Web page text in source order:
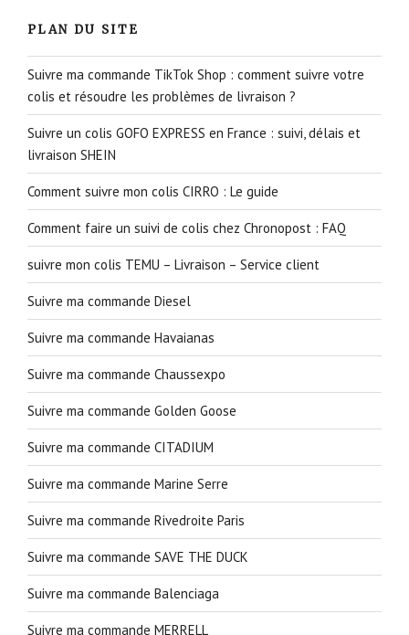
PLAN DU SITE
Suivre ma commande TikTok Shop : comment suivre votre
colis et résoudre les problèmes de livraison ?
Suivre un colis GOFO EXPRESS en France : suivi, délais et
livraison SHEIN
Comment suivre mon colis CIRRO : Le guide
Comment faire un suivi de colis chez Chronopost : FAQ
suivre mon colis TEMU – Livraison – Service client
Suivre ma commande Diesel
Suivre ma commande Havaianas
Suivre ma commande Chaussexpo
Suivre ma commande Golden Goose
Suivre ma commande CITADIUM
Suivre ma commande Marine Serre
Suivre ma commande Rivedroite Paris
Suivre ma commande SAVE THE DUCK
Suivre ma commande Balenciaga
Suivre ma commande MERRELL